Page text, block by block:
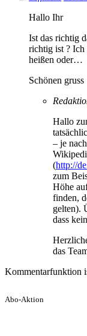
Hallo Ihr
Ist das richtig
richtig ist ? Ich
heißen oder…
Schönen gruss
Hallo
– je
(http://
zum
Höhe
finden,
gelten).
dass
das
Kommentarfunktion
Abo-Aktion